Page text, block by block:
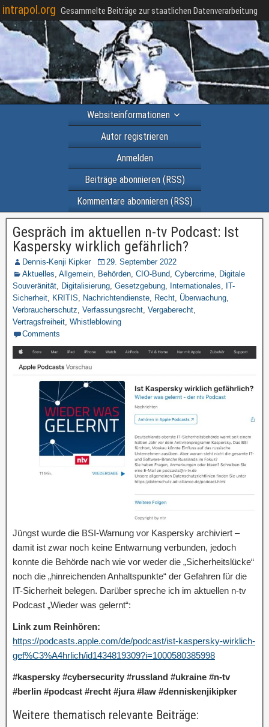
intrapol.org Gesammelte Beiträge zur staatlichen Datenverarbeitung
Websiteinformationen
Autor registrieren
Anmelden
Beiträge abonnieren (RSS)
Kommentare abonnieren (RSS)
Gespräch im aktuellen n-tv Podcast: Ist
Kaspersky wirklich gefährlich?
Dennis-Kenji Kipker
29. September 2022
Aktuelles, Allgemein, Behörden, CIO-Bund, Cybercrime, Digitale
Souveränität, Digitalisierung, Gesetzgebung, Internationales, IT-
Sicherheit, KRITIS, Nachrichtendienste, Recht, Überwachung,
Verbraucherschutz, Verfassungsrecht, Vergaberecht,
Vertragsfreiheit, Whistleblowing
Comments
Jüngst wurde die BSI-Warnung vor Kaspersky archiviert –
damit ist zwar noch keine Entwarnung verbunden, jedoch
konnte die Behörde nach wie vor weder die „Sicherheitslücke“
noch die „hinreichenden Anhaltspunkte“ der Gefahren für die
IT-Sicherheit belegen. Darüber spreche ich im aktuellen n-tv
Podcast „Wieder was gelernt“:
Link zum Reinhören:
https://podcasts.apple.com/de/podcast/ist-kaspersky-wirklich-
gef%C3%A4hrlich/id1434819309?i=1000580385998
#kaspersky #cybersecurity #russland #ukraine #n-tv
#berlin #podcast #recht #jura #law #denniskenjikipker
Weitere thematisch relevante Beiträge: